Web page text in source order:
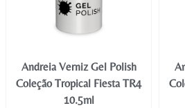
Andreia Verniz Gel Polish
Coleção Tropical Fiesta TR4
10.5ml